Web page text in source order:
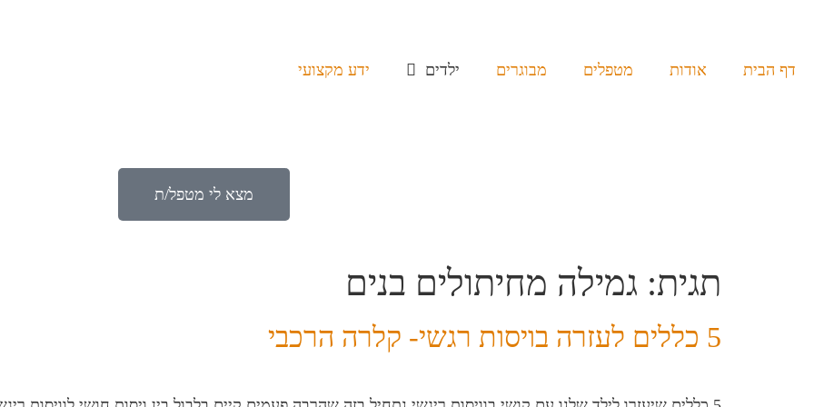
דף הבית אודות מטפלים מבוגרים ילדים ידע מקצועי
מצא לי מטפל/ת
תגית: גמילה מחיתולים בנים
5 כללים לעזרה בויסות רגשי- קלרה הרכבי